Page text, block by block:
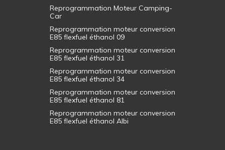
Reprogrammation Moteur Camping-
Car
Reprogrammation moteur conversion
E85 flexfuel éthanol 09
Reprogrammation moteur conversion
E85 flexfuel éthanol 31
Reprogrammation moteur conversion
E85 flexfuel éthanol 34
Reprogrammation moteur conversion
E85 flexfuel éthanol 81
Reprogrammation moteur conversion
E85 flexfuel éthanol Albi